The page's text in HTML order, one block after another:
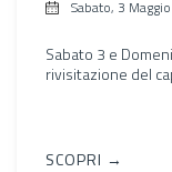
Sabato, 3
Sabato 3 e
rivisitazione del
SCOPRI →